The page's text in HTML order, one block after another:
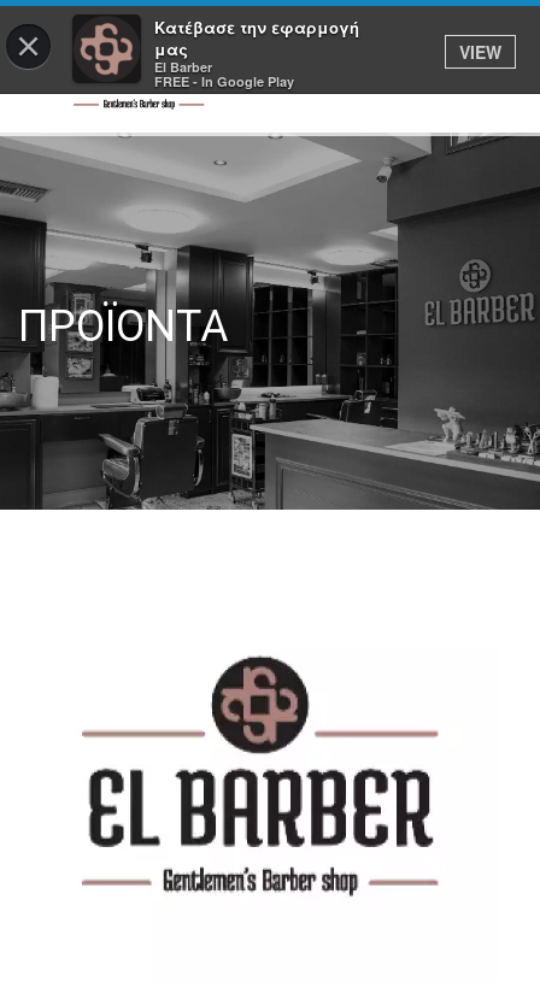
×
Κατέβασε την εφαρμογή
μας
El Barber
FREE - In Google Play
VIEW
ΠΡΟΪΟΝΤΑ